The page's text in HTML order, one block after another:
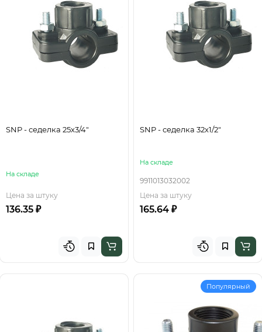
SNP - седелка 25х3/4"
На складе
Цена за штуку
136.35 ₽
SNP - седелка 32х1/2"
На складе
9911013032002
Цена за штуку
165.64 ₽
Популярный